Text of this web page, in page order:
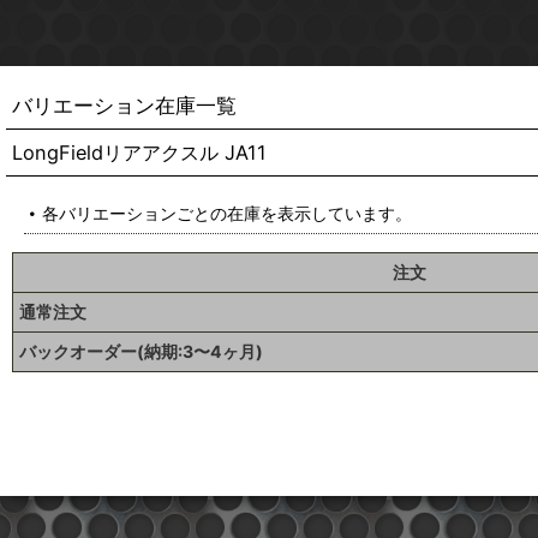
バリエーション在庫一覧
LongFieldリアアクスル JA11
各バリエーションごとの在庫を表示しています。
注文
通常注文
バックオーダー(納期:3〜4ヶ月)